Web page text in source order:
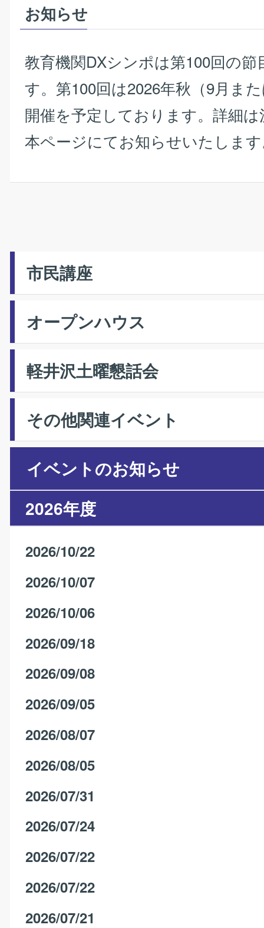
お知らせ
教育機関DXシンポは第100回の節
す。第100回は2026年秋（9月ま
開催を予定しております。詳細
本ページにてお知らせいたしま
市民講座
オープンハウス
軽井沢土曜懇話会
その他関連イベント
イベントのお知らせ
2026年度
2026/10/22
2026/10/07
2026/10/06
2026/09/18
2026/09/08
2026/09/05
2026/08/07
2026/08/05
2026/07/31
2026/07/24
2026/07/22
2026/07/22
2026/07/21